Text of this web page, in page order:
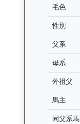
毛色
性別
父系
母系
外祖父
馬主
同父系馬